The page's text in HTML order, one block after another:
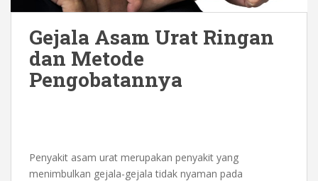
Gejala Asam Urat Ringan
dan Metode
Pengobatannya
Penyakit asam urat merupakan penyakit yang
menimbulkan gejala-gejala tidak nyaman pada